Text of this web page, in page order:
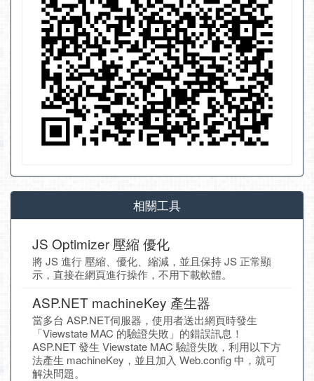
相關工具
JS Optimizer 壓縮 優化
將 JS 進行 壓縮、優化、縮減，並且保持 JS 正常顯
示，直接在網頁進行操作，不用下載軟體。
ASP.NET machineKey 產生器
當多台 ASP.NET伺服器，使用者送出網頁時發生
「Viewstate MAC 的驗證失敗」的錯誤訊息！
ASP.NET 發生 Viewstate MAC 驗證失敗，利用以下方
法產生 machineKey，並且加入 Web.config 中，就可
解決問題。